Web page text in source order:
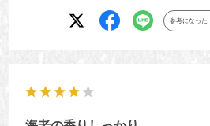
参考になった